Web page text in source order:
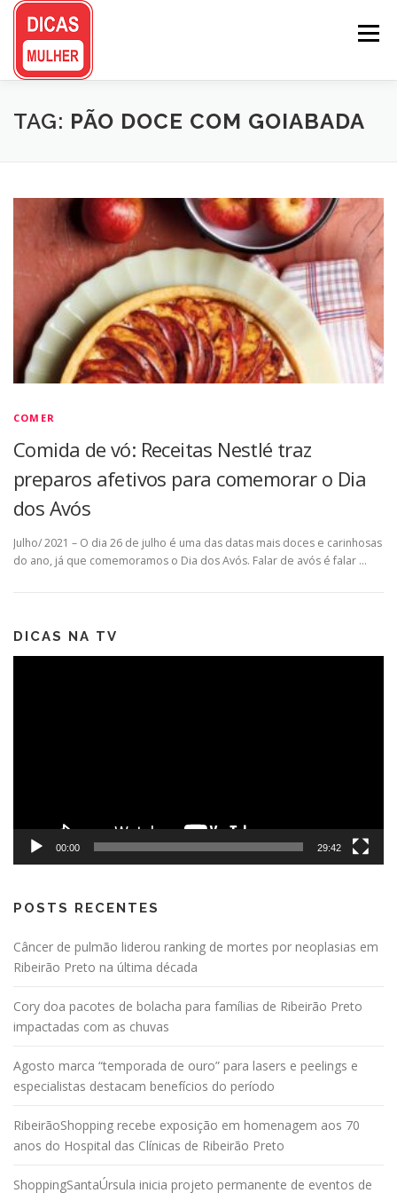
Pular
conteúdo
Menu
TAG: PÃO DOCE COM GOIABADA
COMER
Comida de vó: Receitas Nestlé traz
preparos afetivos para comemorar o Dia
dos Avós
Julho/ 2021 – O dia 26 de julho é uma das datas mais doces e carinhosas
do ano, já que comemoramos o Dia dos Avós. Falar de avós é falar …
DICAS NA TV
00:00 29:42
POSTS RECENTES
Câncer de pulmão liderou ranking de mortes por neoplasias em
Ribeirão Preto na última década
Cory doa pacotes de bolacha para famílias de Ribeirão Preto
impactadas com as chuvas
Agosto marca “temporada de ouro” para lasers e peelings e
especialistas destacam benefícios do período
RibeirãoShopping recebe exposição em homenagem aos 70
anos do Hospital das Clínicas de Ribeirão Preto
ShoppingSantaÚrsula inicia projeto permanente de eventos de